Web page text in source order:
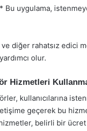
uygulama,
diğer rahatsız edici
olur.
Hizmetleri
kullanıcılarına
geçerek bu
belirli bir ücret